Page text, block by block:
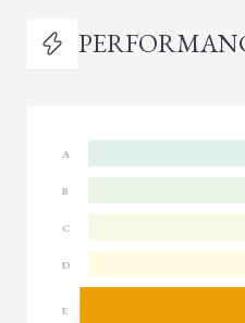
A
B
C
D
E